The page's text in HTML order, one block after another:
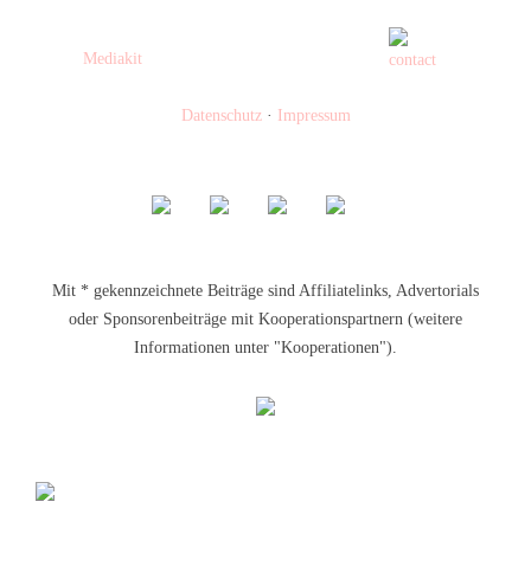
Mediakit
Datenschutz· Impressum
Mit * gekennzeichnete Beiträge sind Affiliatelinks, Advertorials
oder Sponsorenbeiträge mit Kooperationspartnern (weitere
Informationen unter "Kooperationen").